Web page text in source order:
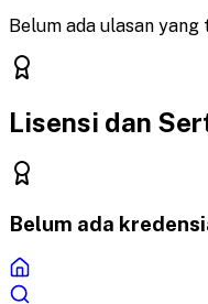
Belum ada ulasan yang
Lisensi dan
Belum ada